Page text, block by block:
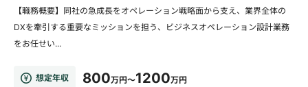
【職務概要】同社の急成長をオペレーション戦略面から支え、業界全体の
DXを牽引する重要なミッションを担う、ビジネスオペレーション設計業務
をお任せい...
想定年収 800万円～1200万円